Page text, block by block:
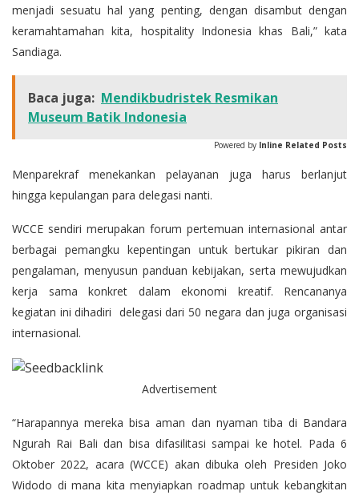
menjadi sesuatu hal yang penting, dengan disambut dengan
keramahtamahan kita, hospitality Indonesia khas Bali,” kata
Sandiaga.
Baca juga: Mendikbudristek Resmikan
Museum Batik Indonesia
Powered by Inline Related Posts
Menparekraf menekankan pelayanan juga harus berlanjut
hingga kepulangan para delegasi nanti.
WCCE sendiri merupakan forum pertemuan internasional antar
berbagai pemangku kepentingan untuk bertukar pikiran dan
pengalaman, menyusun panduan kebijakan, serta mewujudkan
kerja sama konkret dalam ekonomi kreatif. Rencananya
kegiatan ini dihadiri delegasi dari 50 negara dan juga organisasi
internasional.
Advertisement
“Harapannya mereka bisa aman dan nyaman tiba di Bandara
Ngurah Rai Bali dan bisa difasilitasi sampai ke hotel. Pada 6
Oktober 2022, acara (WCCE) akan dibuka oleh Presiden Joko
Widodo di mana kita menyiapkan roadmap untuk kebangkitan